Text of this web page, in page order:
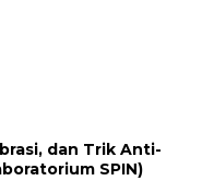
dan Trik Anti-
SPIN)